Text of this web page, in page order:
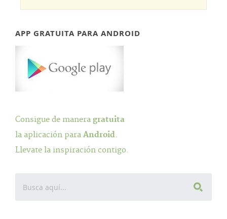
APP GRATUITA PARA ANDROID
Consigue de manera gratuita
la aplicación para Android.
Llevate la inspiración contigo.